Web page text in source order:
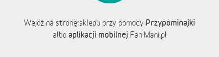
Wejdź na stronę sklepu przy pomocy Przypominajki
albo aplikacji mobilnej FaniMani.pl